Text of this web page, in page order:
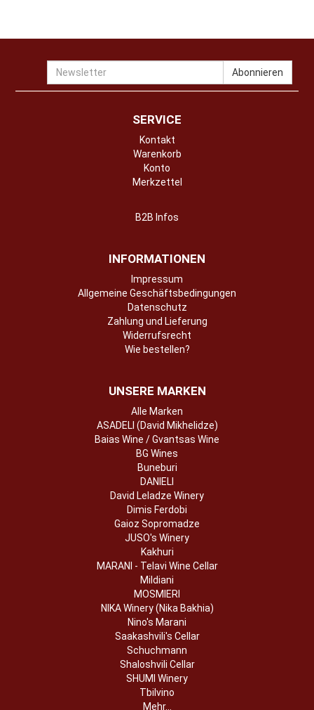
Newsletter Abonnieren
SERVICE
Kontakt
Warenkorb
Konto
Merkzettel
B2B Infos
INFORMATIONEN
Impressum
Allgemeine Geschäftsbedingungen
Datenschutz
Zahlung und Lieferung
Widerrufsrecht
Wie bestellen?
UNSERE MARKEN
Alle Marken
ASADELI (David Mikhelidze)
Baias Wine / Gvantsas Wine
BG Wines
Buneburi
DANIELI
David Leladze Winery
Dimis Ferdobi
Gaioz Sopromadze
JUSO's Winery
Kakhuri
MARANI - Telavi Wine Cellar
Mildiani
MOSMIERI
NIKA Winery (Nika Bakhia)
Nino's Marani
Saakashvili's Cellar
Schuchmann
Shaloshvili Cellar
SHUMI Winery
Tbilvino
Mehr...